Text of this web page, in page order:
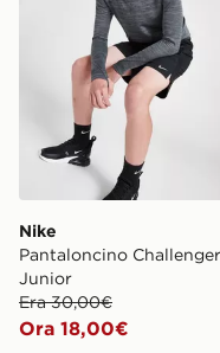
Nike
Pantaloncino Challenger
Junior
Era 30,00€
Ora 18,00€